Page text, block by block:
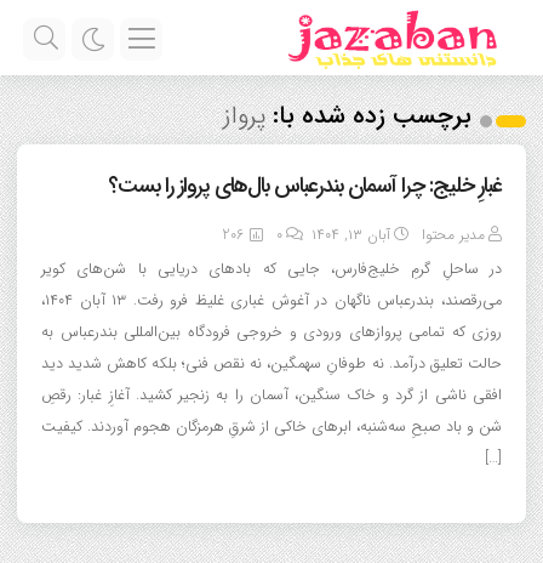
برچسب زده شده با:پرواز
غبارِ خلیج: چرا آسمان بندرعباس بال‌های پرواز را بست؟
مدیر محتوا آبان ۱۳, ۱۴۰۴ 0
206
در ساحلِ گرمِ خلیج‌فارس، جایی که بادهای دریایی با شن‌های کویر
می‌رقصند، بندرعباس ناگهان در آغوش غباری غلیظ فرو رفت. ۱۳ آبان ۱۴۰۴،
روزی که تمامی پروازهای ورودی و خروجی فرودگاه بین‌المللی بندرعباس به
حالت تعلیق درآمد. نه طوفانِ سهمگین، نه نقص فنی؛ بلکه کاهش شدید دید
افقی ناشی از گرد و خاک سنگین، آسمان را به زنجیر کشید. آغازِ غبار: رقصِ
شن و باد صبحِ سه‌شنبه، ابرهای خاکی از شرقِ هرمزگان هجوم آوردند. کیفیت
[…]